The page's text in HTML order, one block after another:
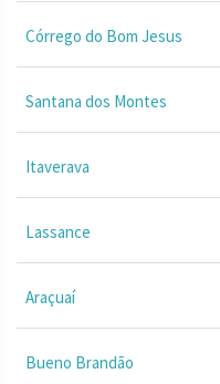
Córrego do Bom Jesus
Santana dos Montes
Itaverava
Lassance
Araçuaí
Bueno Brandão